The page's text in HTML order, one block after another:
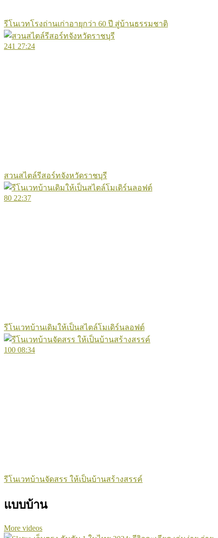
รีโนเวทโรงถ่านเก่าอายุกว่า 60 ปี สู่บ้านธรรมชาติ
241 27:24
สวนสไตล์รีสอร์ทจังหวัดราชบุรี
80 22:37
รีโนเวทบ้านเดิมให้เป็นสไตล์โมเดิร์นลอฟต์
100 08:34
รีโนเวทบ้านจัดสรร ให้เป็นบ้านสร้างสรรค์
แบบบ้าน
More videos